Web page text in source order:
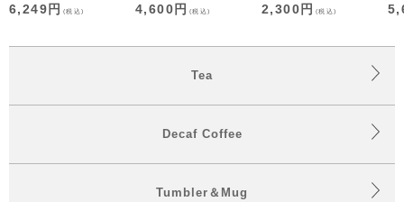
ヒーも仲間入り
6,249円 (税込) 4,600円 (税込)
ヒー アソート （ON
便 1/1]
2,300円 (税込)
Tea
Decaf Coffee
Tumbler＆Mug